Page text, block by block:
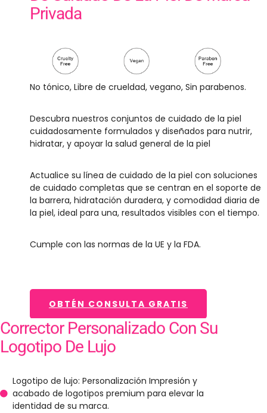
Privada
No tónico, Libre de crueldad, vegano, Sin parabenos.
Descubra nuestros conjuntos de cuidado de la piel
cuidadosamente formulados y diseñados para nutrir,
hidratar, y apoyar la salud general de la piel
Actualice su línea de cuidado de la piel con soluciones
de cuidado completas que se centran en el soporte de
la barrera, hidratación duradera, y comodidad diaria de
la piel, ideal para una, resultados visibles con el tiempo.
Cumple con las normas de la UE y la FDA.
OBTÉN CONSULTA GRATIS
Corrector Personalizado Con Su
Logotipo De Lujo
Logotipo de lujo: Personalización Impresión y
acabado de logotipos premium para elevar la
identidad de su marca.